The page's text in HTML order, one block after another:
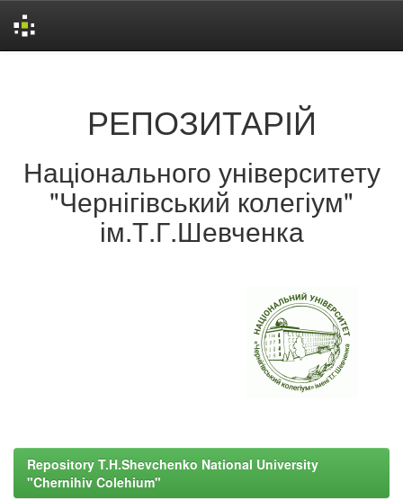
РЕПОЗИТАРІЙ
Національного університету
"Чернігівський колегіум"
ім.Т.Г.Шевченка
Repository T.H.Shevchenko National University
"Chernihiv Colehium"